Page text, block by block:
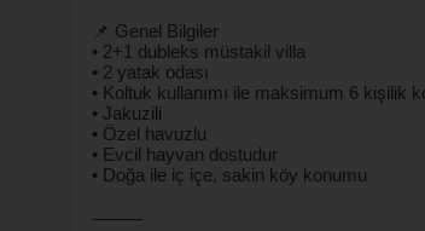
📌 Genel Bilgiler
• 2+1 dubleks müstakil villa
• 2 yatak odası
• Koltuk kullanımı ile maksimum 6 kişilik
• Jakuzili
• Özel havuzlu
• Evcil hayvan dostudur
• Doğa ile iç içe, sakin köy konumu
⸻